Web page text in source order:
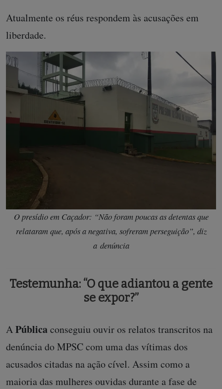
Atualmente os réus respondem às acusações em
liberdade.
O presídio em Caçador: “Não foram poucas as detentas que
relataram que, após a negativa, sofreram perseguição”, diz
a denúncia
Testemunha: “O que adiantou a gente
se expor?”
APúblicaconseguiu ouvir os relatos transcritos na
denúncia do MPSC com uma das vítimas dos
acusados citadas na ação cível. Assim como a
maioria das mulheres ouvidas durante a fase de